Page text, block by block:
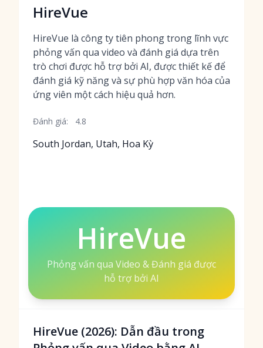
HireVue
HireVue là công ty tiên phong trong lĩnh vực
phỏng vấn qua video và đánh giá dựa trên
trò chơi được hỗ trợ bởi AI, được thiết kế để
đánh giá kỹ năng và sự phù hợp văn hóa của
ứng viên một cách hiệu quả hơn.
Đánh giá: 4.8
South Jordan, Utah, Hoa Kỳ
HireVue
Phỏng vấn qua Video & Đánh giá được
hỗ trợ bởi AI
HireVue (2026): Dẫn đầu trong